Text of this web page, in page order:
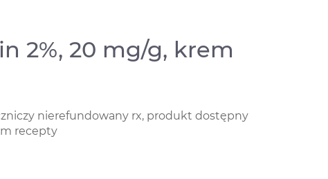
2%, 20 mg/g, krem
nierefundowany rx, produkt dostępny
recepty